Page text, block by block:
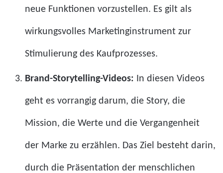
neue Funktionen vorzustellen. Es gilt als
wirkungsvolles Marketinginstrument zur
Stimulierung des Kaufprozesses.
Brand-Storytelling-Videos: In diesen Videos
geht es vorrangig darum, die Story, die
Mission, die Werte und die Vergangenheit
der Marke zu erzählen. Das Ziel besteht darin,
durch die Präsentation der menschlichen